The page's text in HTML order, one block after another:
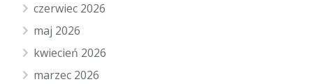
czerwiec 2026
maj 2026
kwiecień 2026
marzec 2026